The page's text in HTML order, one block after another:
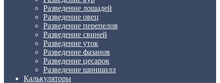
Разведение лошадей
Разведение овец
Разведение перепелов
Разведение свиней
Разведение уток
Разведение фазанов
Разведение цесарок
Разведение шиншилл
Калькуляторы